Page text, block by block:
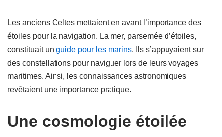
Les anciens Celtes mettaient en avant l’importance des
étoiles pour la navigation. La mer, parsemée d’étoiles,
constituait un guide pour les marins. Ils s’appuyaient sur
des constellations pour naviguer lors de leurs voyages
maritimes. Ainsi, les connaissances astronomiques
revêtaient une importance pratique.
Une cosmologie étoilée